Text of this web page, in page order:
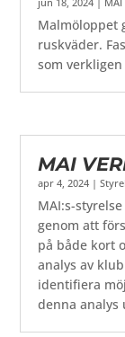
Malmöloppet
ruskväder.
som
MAI
apr 4, 2024 |
MAI:s-
genom att
på både kort
analys av
identifiera
denna analys